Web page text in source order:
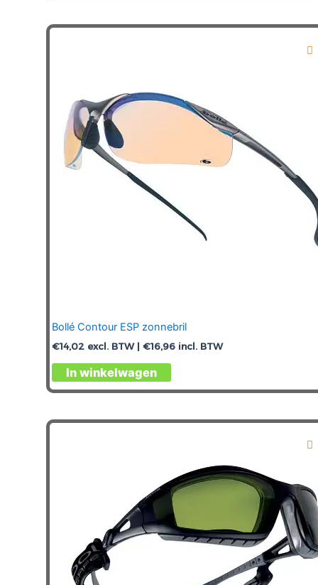
Bollé Contour ESP zonnebril
€14,02 excl. BTW | €16,96 incl. BTW
In winkelwagen